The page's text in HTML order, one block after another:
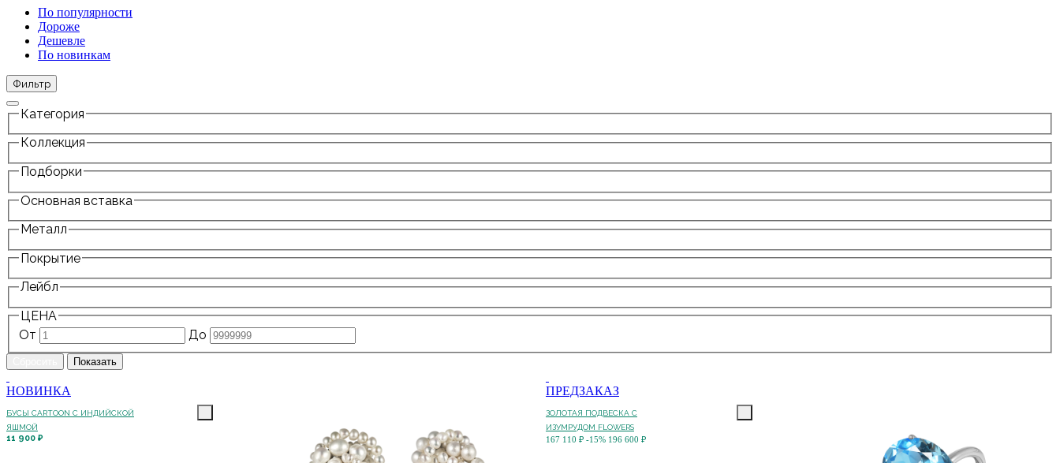
По популярности
Дороже
Дешевле
По новинкам
Фильтр
Категория
Коллекция
Подборки
Основная вставка
Металл
Покрытие
Лейбл
ЦЕНА
От
До
НОВИНКА
БУСЫ CARTOON С ИНДИЙСКОЙ
ЯШМОЙ
11 900 ₽
ПРЕДЗАКАЗ
ЗОЛОТАЯ ПОДВЕСКА С
ИЗУМРУДОМ FLOWERS
167 110 ₽ -15% 196 600 ₽